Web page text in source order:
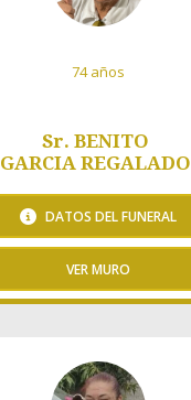
Sr. BENITO
GARCIA REGALADO
74 años
DATOS DEL FUNERAL
VER MURO